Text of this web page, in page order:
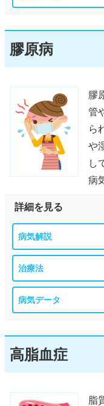
膠原病
膠
管
ら
や
し
病
詳細を見る
病気解説
治療法
病気データ
高脂血症
脂